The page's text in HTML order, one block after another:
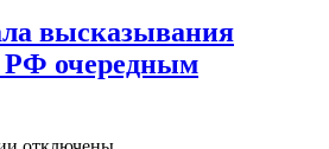
высказывания
РФ очередным